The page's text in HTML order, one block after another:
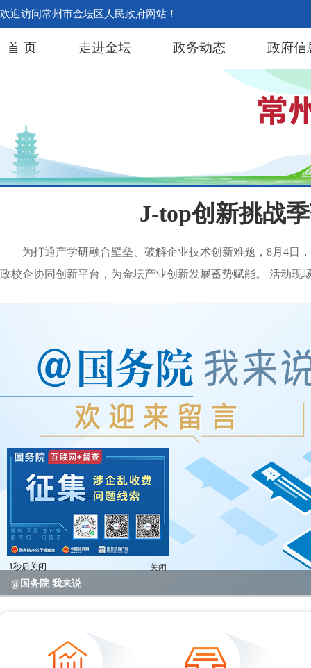
欢迎访问常州市金坛区人民政府网站！
首 页 走进金坛 政务动态 政府信
J-top创新挑战
为打通产学研融合壁垒、破解企业技术创新难题，8月4日
政校企协同创新平台，为金坛产业创新发展蓄势赋能。 活动现
2023年度国务院推动高质量发展综合督查问题线索征集